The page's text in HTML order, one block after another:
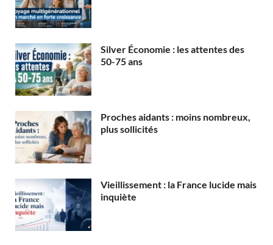
Silver Économie : les attentes des
50-75 ans
Proches aidants : moins nombreux,
plus sollicités
Vieillissement : la France lucide mais
inquiète